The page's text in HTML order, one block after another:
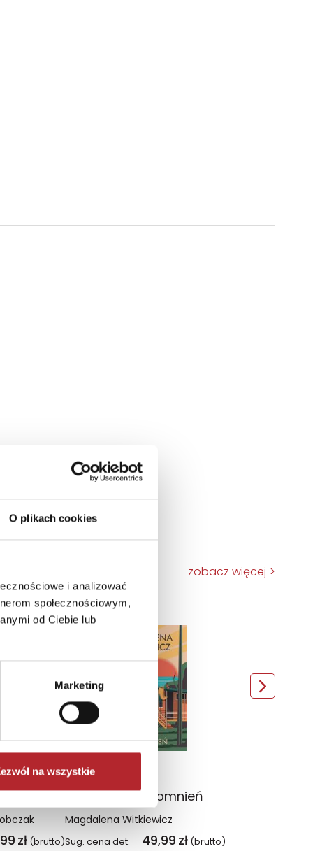
O plikach cookies
i analizować
społecznościowym,
od Ciebie lub
Marketing
na wszystkie
zobacz więcej
Czerwień. Kolory zła. Tom 1 wyd. 2025
zł (brutto)
TOP 100
Na fali wspomnień
Magdalena Witkiewicz
Sug. cena det. 49,99 zł (brutto)